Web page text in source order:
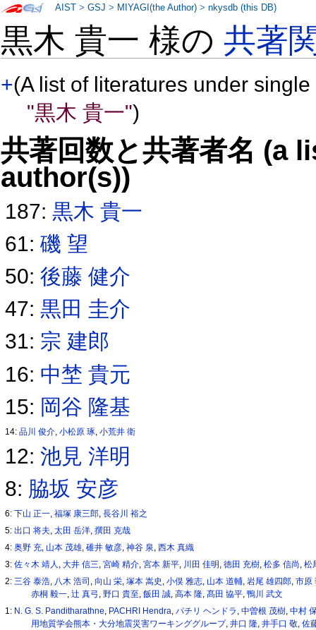
黒木 貴一 様の共著
+(A list of literatures under
"黒木 貴一")
共著回数と共著者名 (a
author(s))
187:黒木 貴一
61:磯 望
50:後藤 健介
47:黒田 圭介
31: 宗 建郎
16: 中埜 貴元
15: 岡谷 隆基
14:品川 俊介 ,小松原 琢 ,小荒井 衛
12:池見 洋明
8: 脇坂 安彦
6:下山 正一 ,福塚 康三郎 ,長谷川 裕之
5:出口 将夫 ,太田 岳洋 ,撰田 克哉
4:奥野 充, 山本 茂雄,碓井 敏彦,神谷 泉,西木 真織
3:佐々木 靖人 ,大井 信三,宮崎 精介,宮本 新平, 川田 佳明,徳田 充樹,松多 信尚,松
2:三谷 泰浩, 八木 浩司 ,向山 栄,塚本 嵩史 ,小俣 雅志, 山本 道輔,岩尾 雄四郎,市原
赤桐 毅一, 辻 真弓 , 野口 貴至, 飯田 誠, 高本 隆, 髙田 協平, 鴨川 武文
1: N. G. S. Panditharathne, PACHRI Hendra,パチリ ヘンドラ ,中曽根 茂樹,中村
用地質学会熊本・大分地震災害ワーキンググループ, 井口 隆, 井手口 敬, 佐
AIST >GSJ > MIYAGI(the Author) >nkysdb (this DB)